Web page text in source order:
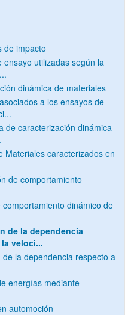
de impacto
ensayo utilizadas según la
dinámica de materiales
a los ensayos de
de caracterización dinámica
Materiales caracterizados en
de comportamiento
comportamiento dinámico de
de la dependencia
veloci...
de la dependencia respecto a
energías mediante
automoción